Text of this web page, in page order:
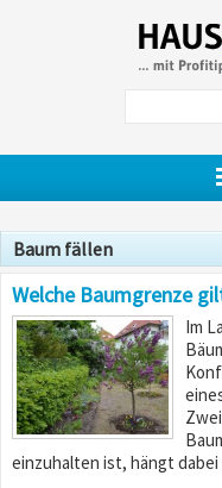
Baum fällen
Welche Baumgrenze
Im
einzuhalten ist, hängt dabei